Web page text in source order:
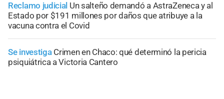
Reclamo judicial Un salteño demandó a AstraZeneca y al
Estado por $191 millones por daños que atribuye a la
vacuna contra el Covid
Se investiga Crimen en Chaco: qué determinó la pericia
psiquiátrica a Victoria Cantero